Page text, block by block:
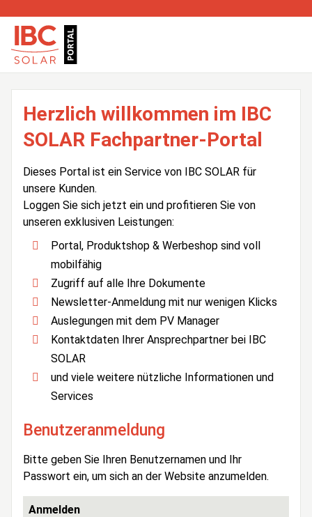
Herzlich willkommen im IBC
SOLAR Fachpartner-Portal
Dieses Portal ist ein Service von IBC SOLAR für
unsere Kunden.
Loggen Sie sich jetzt ein und profitieren Sie von
unseren exklusiven Leistungen:
Portal, Produktshop & Werbeshop sind voll
mobilfähig
Zugriff auf alle Ihre Dokumente
Newsletter-Anmeldung mit nur wenigen Klicks
Auslegungen mit dem PV Manager
Kontaktdaten Ihrer Ansprechpartner bei IBC
SOLAR
und viele weitere nützliche Informationen und
Services
Benutzeranmeldung
Bitte geben Sie Ihren Benutzernamen und Ihr
Passwort ein, um sich an der Website anzumelden.
Anmelden